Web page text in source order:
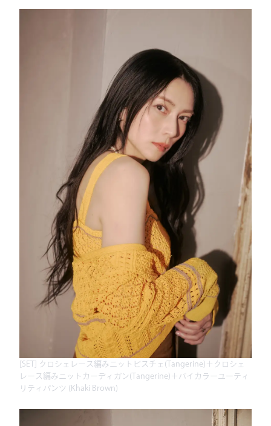
[SET] クロシェレース編みニットビスチェ(Tangerine)＋クロシェ
レース編みニットカーディガン(Tangerine)＋バイカラーユーティ
リティパンツ (Khaki Brown)